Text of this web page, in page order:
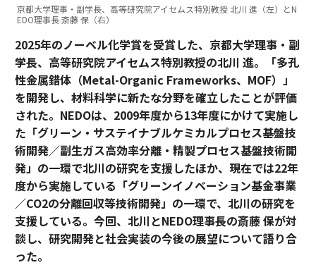
京都大学理事・副学長、高等研究院アイセムス特別教授 北川 進（左）とN
EDO理事長 斎藤 保（右）
2025年のノーベル化学賞を受賞した、京都大学理事・副
学長、高等研究院アイセムス特別教授の北川 進。「多孔
性金属錯体（Metal-Organic Frameworks、MOF）」
を開発し、材料科学に新たな分野を確立したことが評価
された。NEDOは、2009年度から13年度にかけて実施し
た「グリーン・サステイナブルケミカルプロセス基盤技
術開発／副生ガス高効率分離・精製プロセス基盤技術開
発」の一環で北川の研究を支援したほか、現在では22年
度から実施している「グリーンイノベーション基金事業
／CO2の分離回収等技術開発」の一環で、北川の研究を
支援している。今回、北川とNEDO理事長の斎藤 保が対
談し、研究開発と社会実装の今後の展望について語り合
った。